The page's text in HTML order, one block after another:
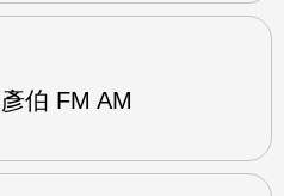
伯 FM AM